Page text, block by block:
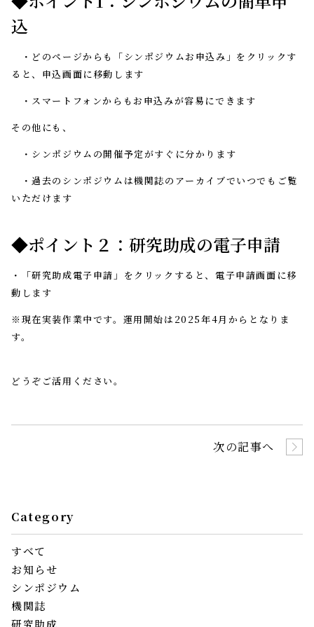
込
・どのページからも「シンポジウムお申込み」をクリックす
ると、申込画面に移動します
・スマートフォンからもお申込みが容易にできます
その他にも、
・シンポジウムの開催予定がすぐに分かります
・過去のシンポジウムは機関誌のアーカイブでいつでもご覧
いただけます
◆ポイント２：研究助成の電子申請
・「研究助成電子申請」をクリックすると、電子申請画面に移
動します
※現在実装作業中です。運用開始は2025年4月からとなりま
す。
どうぞご活用ください。
次の記事へ
Category
すべて
お知らせ
シンポジウム
機関誌
研究助成